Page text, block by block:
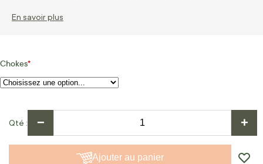
En savoir plus
Chokes
Qté − +
Ajouter au panier